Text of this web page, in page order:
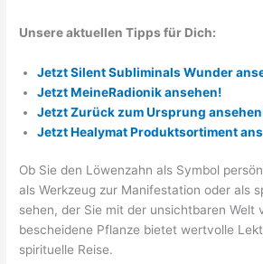
Unsere aktuellen Tipps für Dich:
Jetzt Silent Subliminals Wunder
Jetzt MeineRadionik ansehen!
Jetzt Zurück zum Ursprung
Jetzt Healymat Produktsortiment
Ob Sie den Löwenzahn als Symbol
als Werkzeug zur Manifestation oder als
sehen, der Sie mit der unsichtbaren Welt
bescheidene Pflanze bietet wertvolle
spirituelle Reise.